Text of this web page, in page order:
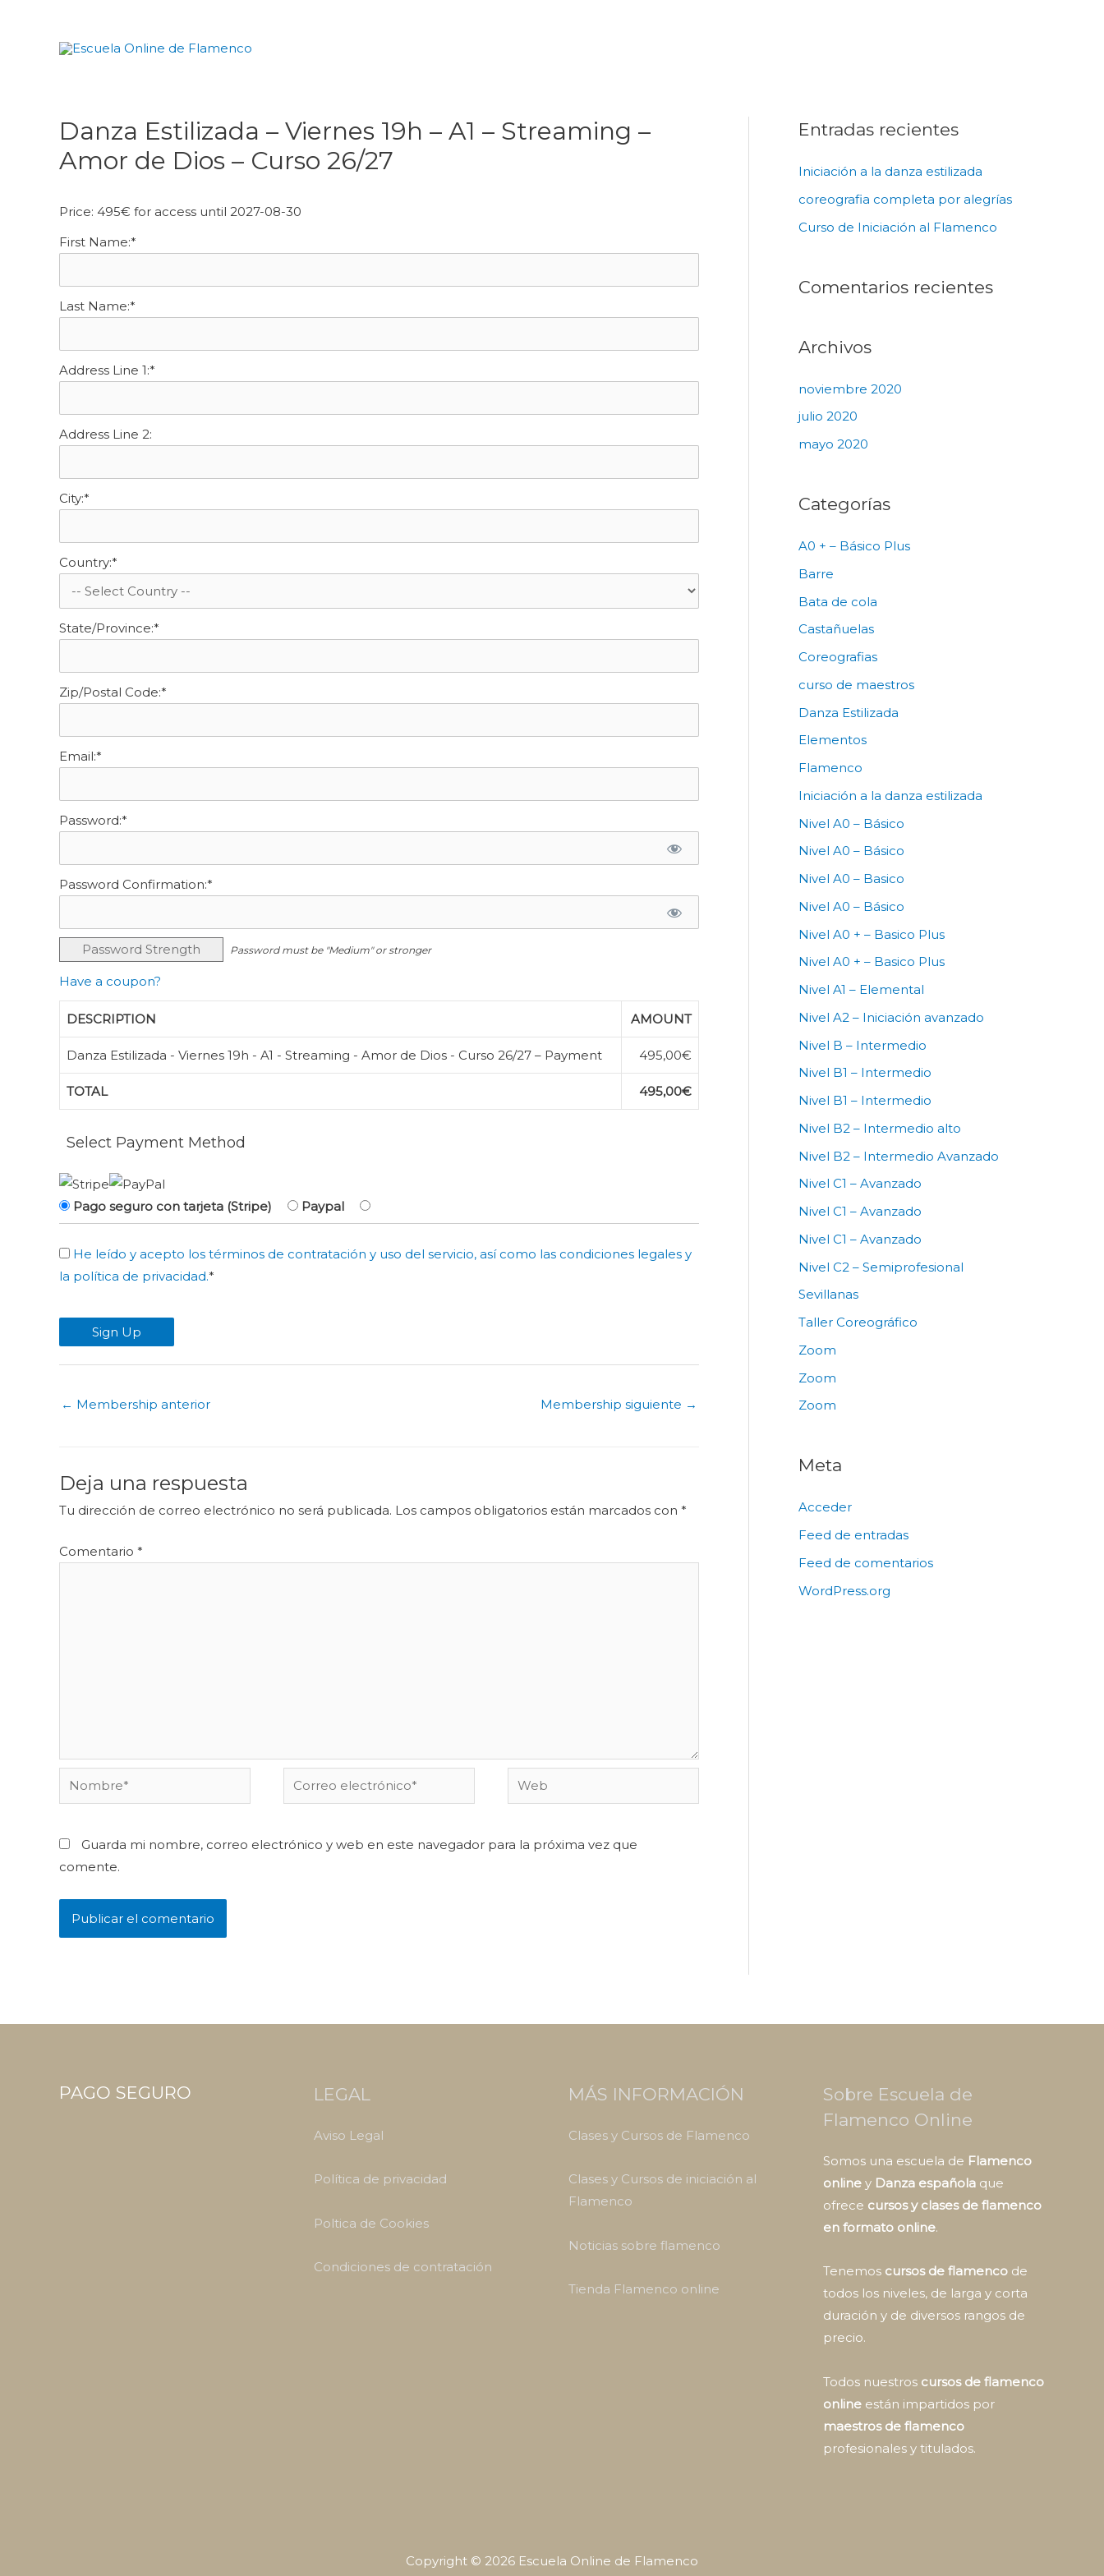
contenido
Danza Estilizada – Viernes 19h – A1 – Streaming –
Amor de Dios – Curso 26/27
Price: 495€ for access until 2027-08-30
First Name:*
Last Name:*
Address Line 1:*
Address Line 2:
City:*
Country:*
State/Province:*
Zip/Postal Code:*
Email:*
Password:*
Password Confirmation:*
Password Strength Password must be "Medium" or stronger
Have a coupon?
DESCRIPTION AMOUNT
Danza Estilizada - Viernes 19h - A1 - Streaming - Amor de Dios - Curso 26/27 – Payment 495,00€
TOTAL 495,00€
Select Payment Method
Pago seguro con tarjeta (Stripe) Paypal
He leído y acepto los términos de contratación y uso del servicio, así como las condiciones legales y
la política de privacidad.*
No val
Navegación
de
entradas
← Membership anterior Membership siguiente →
Deja una respuesta
Tu dirección de correo electrónico no será publicada. Los campos obligatorios están marcados con *
Comentario *
Nombre*
Correo
electrónico*
Web
Guarda mi nombre, correo electrónico y web en este navegador para la próxima vez que
comente.
Entradas recientes
Iniciación a la danza estilizada
coreografia completa por alegrías
Curso de Iniciación al Flamenco
Comentarios recientes
Archivos
noviembre 2020
julio 2020
mayo 2020
Categorías
A0 + – Básico Plus
Barre
Bata de cola
Castañuelas
Coreografias
curso de maestros
Danza Estilizada
Elementos
Flamenco
Iniciación a la danza estilizada
Nivel A0 – Básico
Nivel A0 – Básico
Nivel A0 – Basico
Nivel A0 – Básico
Nivel A0 + – Basico Plus
Nivel A0 + – Basico Plus
Nivel A1 – Elemental
Nivel A2 – Iniciación avanzado
Nivel B – Intermedio
Nivel B1 – Intermedio
Nivel B1 – Intermedio
Nivel B2 – Intermedio alto
Nivel B2 – Intermedio Avanzado
Nivel C1 – Avanzado
Nivel C1 – Avanzado
Nivel C1 – Avanzado
Nivel C2 – Semiprofesional
Sevillanas
Taller Coreográfico
Zoom
Zoom
Zoom
Meta
Acceder
Feed de entradas
Feed de comentarios
WordPress.org
PAGO SEGURO LEGAL
Aviso Legal
Política de privacidad
Poltica de Cookies
Condiciones de contratación
MÁS INFORMACIÓN
Clases y Cursos de Flamenco
Clases y Cursos de iniciación al
Flamenco
Noticias sobre flamenco
Tienda Flamenco online
Sobre Escuela de
Flamenco Online
Somos una escuela de Flamenco
online y Danza española que
ofrece cursos y clases de flamenco
en formato online.
Tenemos cursos de flamenco de
todos los niveles, de larga y corta
duración y de diversos rangos de
precio.
Todos nuestros cursos de flamenco
online están impartidos por
maestros de flamenco
profesionales y titulados.
Copyright © 2026 Escuela Online de Flamenco